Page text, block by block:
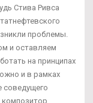
Стива Ривса
проблемы.
и оставляем
на принципах
и в рамках
соведущего
композитор